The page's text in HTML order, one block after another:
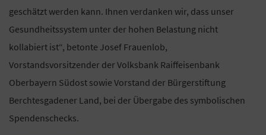
geschätzt werden kann. Ihnen verdanken wir, dass unser
Gesundheitssystem unter der hohen Belastung nicht
kollabiert ist“, betonte Josef Frauenlob,
Vorstandsvorsitzender der Volksbank Raiffeisenbank
Oberbayern Südost sowie Vorstand der Bürgerstiftung
Berchtesgadener Land, bei der Übergabe des symbolischen
Spendenschecks.